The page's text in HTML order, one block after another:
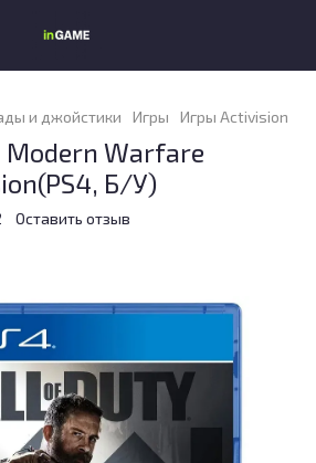
и джойстики Игры Игры Activision
Modern Warfare
Б/У)
Оставить отзыв